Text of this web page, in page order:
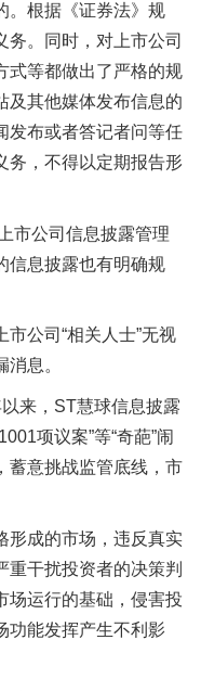
。根据《证券法》规
务。同时，对上市公司
式等都做出了严格的规
及其他媒体发布信息的
发布或者答记者问等任
务，不得以定期报告形
市公司信息披露管理
信息披露也有明确规
公司“相关人士”无视
息。
来，ST慧球信息披露
项议案”等“奇葩”闹
蓄意挑战监管底线，市
形成的市场，违反真实
重干扰投资者的决策判
场运行的基础，侵害投
功能发挥产生不利影